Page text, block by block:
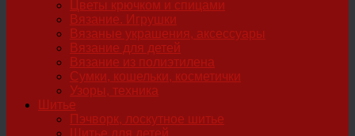
Цветы крючком и спицами
Вязание. Игрушки
Вязаные украшения, аксессуары
Вязание для детей
Вязание из полиэтилена
Сумки, кошельки, косметички
Узоры, техника
Шитье
Пэчворк, лоскутное шитье
Шитье для детей